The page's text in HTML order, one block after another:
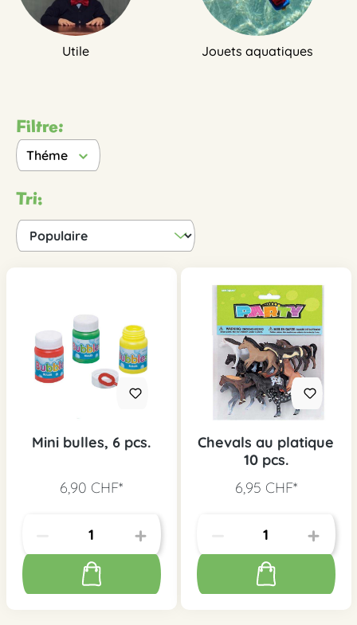
Utile Jouets aquatiques
Filtre:
Théme
Tri:
Mini bulles, 6 pcs.
6,90 CHF*
Chevals au platique
10 pcs.
6,95 CHF*